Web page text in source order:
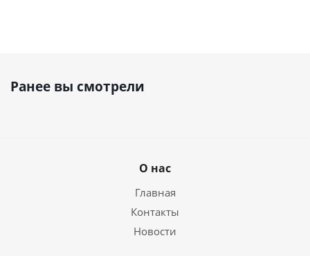
Ранее вы смотрели
О нас
Главная
Контакты
Новости